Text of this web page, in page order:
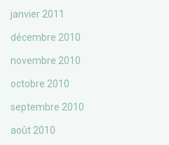
janvier 2011
décembre 2010
novembre 2010
octobre 2010
septembre 2010
août 2010